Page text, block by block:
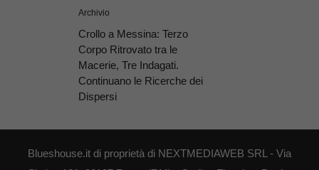
Archivio
Crollo a Messina: Terzo
Corpo Ritrovato tra le
Macerie, Tre Indagati.
Continuano le Ricerche dei
Dispersi
Blueshouse.it di proprietà di NEXTMEDIAWEB SRL - Via